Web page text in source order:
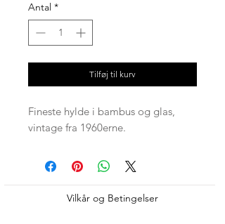
Antal *
Tilføj til kurv
Fineste hylde i bambus og glas,
vintage fra 1960erne.
Vilkår og Betingelser